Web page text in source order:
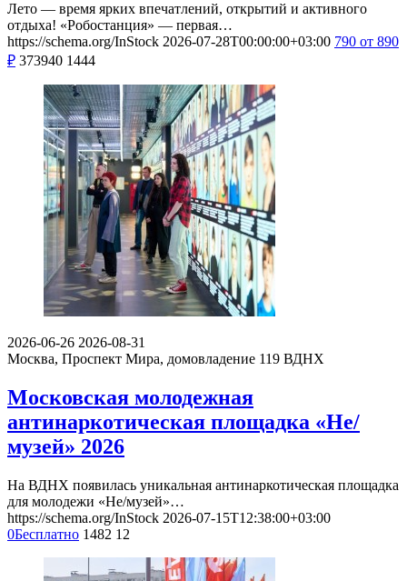
Лето — время ярких впечатлений, открытий и активного
отдыха! «Робостанция» — первая…
https://schema.org/InStock 2026-07-28T00:00:00+03:00 790 от 890
₽ 373940 1444
2026-06-26 2026-08-31
Москва, Проспект Мира, домовладение 119 ВДНХ
Московская молодежная
антинаркотическая площадка «Не/
музей» 2026
На ВДНХ появилась уникальная антинаркотическая площадка
для молодежи «Не/музей»…
https://schema.org/InStock 2026-07-15T12:38:00+03:00
0Бесплатно 1482 12